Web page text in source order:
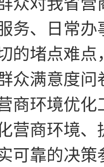
务、日常
的堵点难点
众满意度
商环境优
营商环境
可靠的决策